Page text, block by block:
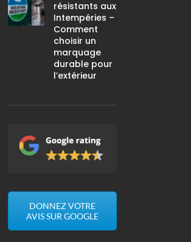
résistants aux
Intempéries –
Comment
choisir un
marquage
durable pour
l’extérieur
DONNEZ VOTRE
AVIS SUR GOOGLE